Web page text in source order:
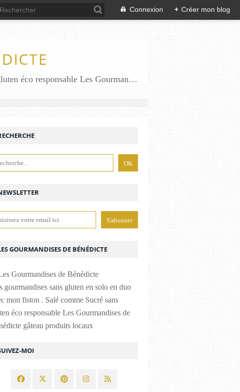
Connexion + Créer mon blog
Des gourmandises sans gluten en solo en duo avec mon fiston . Salé comme Sucré sans gluten éco responsable Les Gourmandises de Bénédicte gâteau produits locaux
MOI
GOURMANDISES DE BÉNÉDICTE
gourmandises sans gluten en solo en duo
mon fiston . Salé comme Sucré sans
éco responsable Les Gourmandises de
gâteau produits locaux